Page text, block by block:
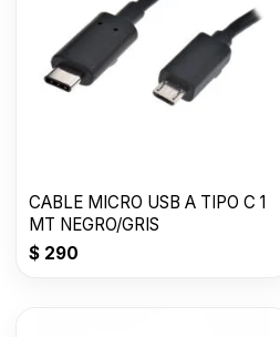
CABLE MICRO USB A TIPO C 1
MT NEGRO/GRIS
$ 290